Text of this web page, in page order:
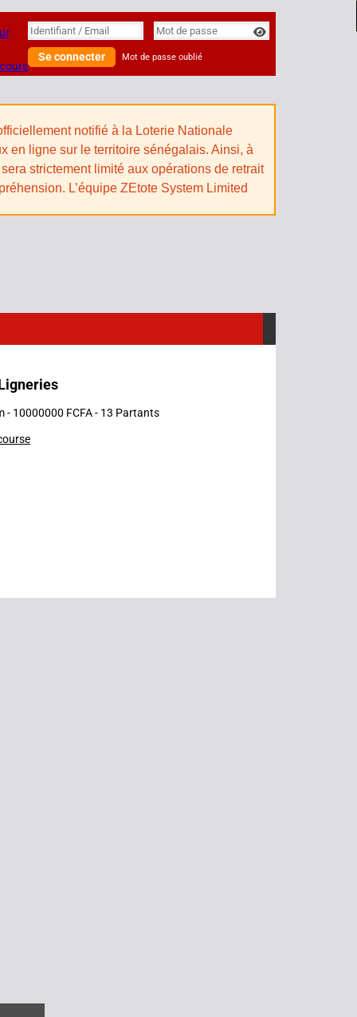
Identifiant
Identifiant / Email Mot de passe
Se connecter Mot de passe oublié
notifié à la Loterie Nationale
en ligne sur le territoire sénégalais. Ainsi, à
strictement limité aux opérations de retrait
L’équipe ZEtote System Limited
- 10000000 FCFA - 13 Partants